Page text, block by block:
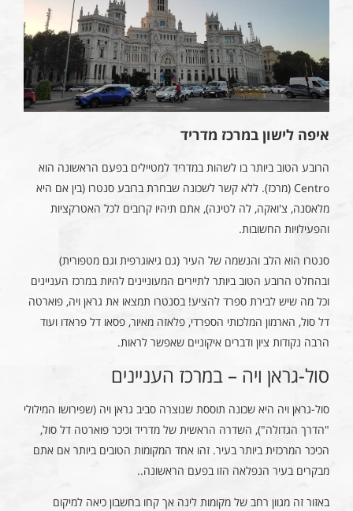
איפה לישון במרכז מדריד
הרובע הטוב ביותר בו לשהות במדריד למטיילים בפעם הראשונה הוא
Centro (מרכז). ללא קשר לשכונה שבחרת ברובע סנטרו (בין אם היא
מלאסנה, צ'ואקה, לה לטינה), אתם תיהיו קרובים לכל האטרקציות
והפעילויות החשובות.
סנטרו הוא הלב והנשמה של העיר (גם גיאוגרפית וגם מטפורית)
ובהחלט הרובע הטוב ביותר לתיירים המעוניינים להיות במרכז העניינים
וכל מה שיש לבירת ספרד להציע! בסנטרו תמצאו את גראן ויה, פוארטה
דל סול, הארמון המלכותי הספרדי, פלאזה מאיור, פסאו דל פראדו ועוד
הרבה נקודות ציון ודברים איקוניים שאפשר לראות.
סול-גראן ויה – במרכז העניינים
סול-גראן ויה היא שכונה תוססת שנוצרה סביב גראן ויה (שפירושו המילולי
"הדרך הגדולה"), השדרה הראשית של מדריד וכיכר פוארטה דל סול,
הכיכר המרכזית ביותר בעיר. זהו אחד המקומות הטובים ביותר אם אתם
מבקרים בעיר הנפלאה הזו בפעם הראשונה..
באזור זה מגוון רחב של מקומות לינה אך קחו בחשבון כיאה למיקום